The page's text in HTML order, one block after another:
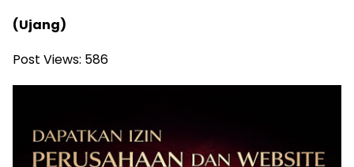
(Ujang)
Post Views: 586